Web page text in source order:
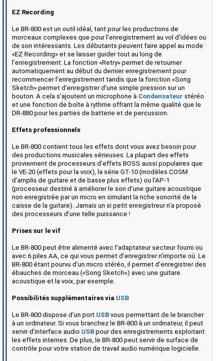
EZ Recording
Le BR-800 est un outil idéal, tant pour les productions de
morceaux complexes que pour l’enregistrement au vol d’idées ou
de son intéressants. Les débutants peuvent faire appel au mode
«EZ Recording» et se laisser guider tout au long de
l’enregistrement. La fonction «Retry» permet de retourner
automatiquement au début du dernier enregistrement pour
recommencer l’enregistrement tandis que la fonction «Song
Sketch» permet d’enregistrer d’une simple pression sur un
bouton. A cela s’ajoutent un microphone à Condensateur stéréo
et une fonction de boîte à rythme offrant la même qualité que le
DR-880 pour les parties de batterie et de percussion.
Effets professionnels
Le BR-800 contient tous les effets dont vous avez besoin pour
des productions musicales sérieuses. La plupart des effets
proviennent de processeurs d’effets BOSS aussi populaires que
le VE-20 (effets pour la voix), la série GT-10 (modèles COSM
d’amplis de guitare et de basse plus effets) ou l’AP-1
(processeur destiné à améliorer le son d’une guitare acoustique
non enregistrée par un micro en simulant la riche sonorité de la
caisse de la guitare). Jamais un si petit enregistreur n’a proposé
des processeurs d’une telle puissance !
Prises sur le vif
Le BR-800 peut être alimenté avec l’adaptateur secteur fourni ou
avec 6 piles AA, ce qui vous permet d’enregistrer n’importe où. Le
BR-800 étant pourvu d’un micro stéréo, il permet d’enregistrer des
ébauches de morceau («Song Sketch») avec une guitare
acoustique et la voix, par exemple.
Possibilités supplémentaires via USB
Le BR-800 dispose d’un port USB vous permettant de le brancher
à un ordinateur. Si vous branchez le BR-800 à un ordinateur, il peut
servir d’interface audio USB pour des enregistrements exploitant
les effets internes. De plus, le BR-800 peut servir de surface de
contrôle pour votre station de travail audio numérique logicielle.